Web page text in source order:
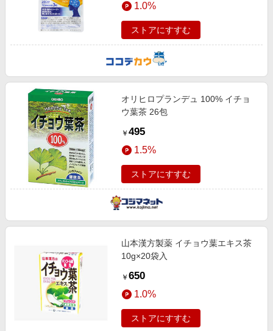
1.0%
ストアにすすむ
オリヒロプランデュ 100% イチョ
ウ葉茶 26包
￥ 495
1.5%
ストアにすすむ
山本漢方製薬 イチョウ葉エキス茶
10g×20袋入
￥ 650
1.0%
ストアにすすむ